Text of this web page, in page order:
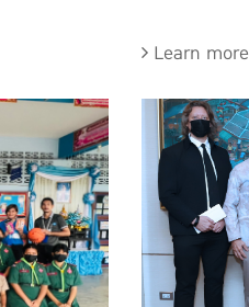
Learn more